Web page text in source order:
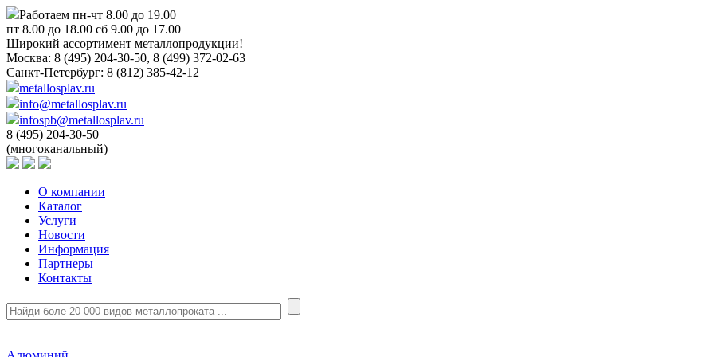
Работаем пн-чт 8.00 до 19.00
пт 8.00 до 18.00 сб 9.00 до 17.00
Широкий ассортимент металлопродукции!
Москва: 8 (495) 204-30-50, 8 (499) 372-02-63
Санкт-Петербург: 8 (812) 385-42-12
metallosplav.ru
info@metallosplav.ru
infospb@metallosplav.ru
8 (495) 204-30-50
(многоканальный)
О компании
Каталог
Услуги
Новости
Информация
Партнеры
Контакты